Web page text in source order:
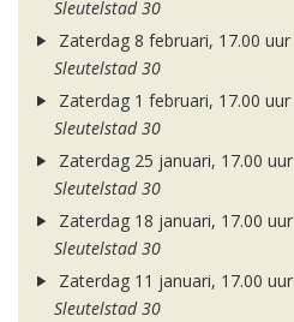
Sleutelstad 30
Zaterdag 8 februari, 17.00 uur
Sleutelstad 30
Zaterdag 1 februari, 17.00 uur
Sleutelstad 30
Zaterdag 25 januari, 17.00 uur
Sleutelstad 30
Zaterdag 18 januari, 17.00 uur
Sleutelstad 30
Zaterdag 11 januari, 17.00 uur
Sleutelstad 30